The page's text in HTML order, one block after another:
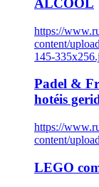
ÁLCOOL
https://
content/
145-
Padel &
hotéis
https://
content/
LEGO